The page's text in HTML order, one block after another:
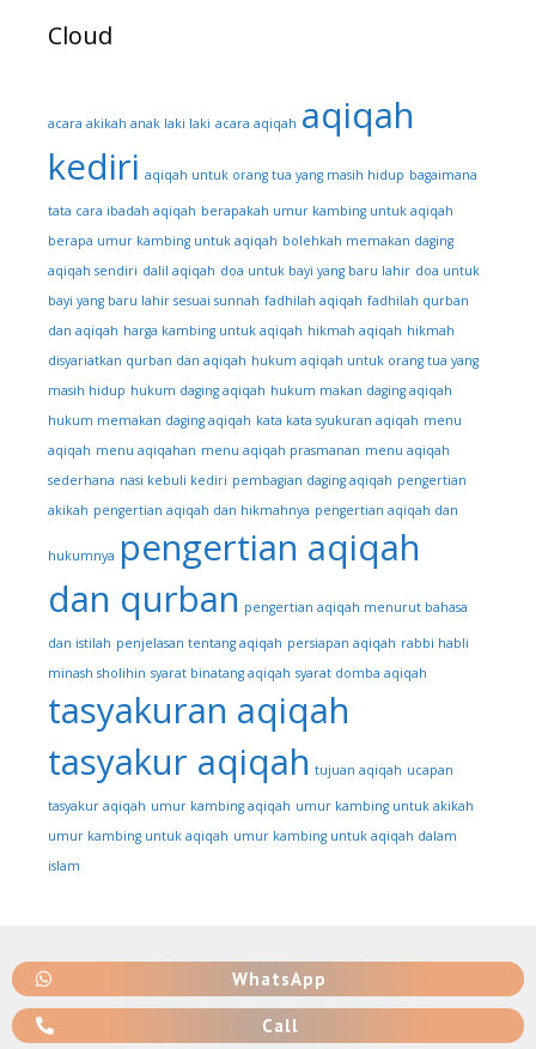
Cloud
acara akikah anak laki laki acara aqiqah aqiqah
kediri aqiqah untuk orang tua yang masih hidup bagaimana
tata cara ibadah aqiqah berapakah umur kambing untuk aqiqah
berapa umur kambing untuk aqiqah bolehkah memakan daging
aqiqah sendiri dalil aqiqah doa untuk bayi yang baru lahir doa untuk
bayi yang baru lahir sesuai sunnah fadhilah aqiqah fadhilah qurban
dan aqiqah harga kambing untuk aqiqah hikmah aqiqah hikmah
disyariatkan qurban dan aqiqah hukum aqiqah untuk orang tua yang
masih hidup hukum daging aqiqah hukum makan daging aqiqah
hukum memakan daging aqiqah kata kata syukuran aqiqah menu
aqiqah menu aqiqahan menu aqiqah prasmanan menu aqiqah
sederhana nasi kebuli kediri pembagian daging aqiqah pengertian
akikah pengertian aqiqah dan hikmahnya pengertian aqiqah dan
hukumnya pengertian aqiqah
dan qurban pengertian aqiqah menurut bahasa
dan istilah penjelasan tentang aqiqah persiapan aqiqah rabbi habli
minash sholihin syarat binatang aqiqah syarat domba aqiqah
tasyakuran aqiqah
tasyakur aqiqah tujuan aqiqah ucapan
tasyakur aqiqah umur kambing aqiqah umur kambing untuk akikah
umur kambing untuk aqiqah umur kambing untuk aqiqah dalam
islam
WhatsApp
Call